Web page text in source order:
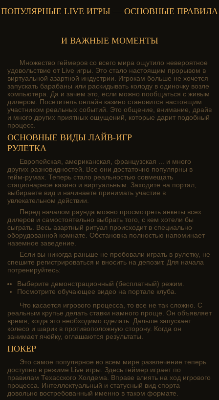
ПОПУЛЯРНЫЕ LIVE ИГРЫ — ОСНОВНЫЕ ПРАВИЛА
И ВАЖНЫЕ МОМЕНТЫ
Множество геймеров со всего мира ощутило невероятное
удовольствие от Live игры. Это стало настоящим прорывом в
виртуальной азартной индустрии. Игрокам больше не хочется
запускать барабаны или раскидывать колоду в одиночку возле
компьютера. Да и зачем это, если можно пообщаться с живым
дилером. Посетитель онлайн казино становится настоящим
участником реальных событий. Это общение, внимание, драйв
и много других приятных ощущений, которые дарит подобный
процесс.
ОСНОВНЫЕ ВИДЫ ЛАЙВ-ИГР
РУЛЕТКА
Европейская, американская, французская ... и много
других разновидностей. Все они достаточно популярны в
гейм-румах. Теперь стало реальностью совмещать
стационарное казино и виртуальным. Заходите на портал,
выбираете вид и начинаете принимать участие в
увлекательном действии.
Перед началом раунда можно просмотреть анкеты всех
дилеров и самостоятельно выбрать того, с кем хотели бы
сыграть. Весь азартный ритуал происходит в специально
оборудованной комнате. Обстановка полностью напоминает
наземное заведение.
Если вы никогда раньше не пробовали играть в рулетку, не
спешите регистрироваться и вносить на депозит. Для начала
потренируйтесь:
Выберите демонстрационный (бесплатный) режим.
Посмотрите обучающее видео на портале клуба.
Что касается игрового процесса, то все не так сложно. С
реальным крупье делать ставки намного проще. Он объявляет
время, когда это необходимо сделать. Дальше запускает
колесо и шарик в противоположную сторону. Когда он
занимает ячейку, оглашаются результаты.
ПОКЕР
Это самое популярное во всем мире развлечение теперь
доступно в режиме Live игры. Здесь геймер играет по
правилам Техасского Холдема. Вправе влиять на ход игрового
процесса. Интеллектуальный и статусный вид спорта
довольно востребованный именно в таком формате.